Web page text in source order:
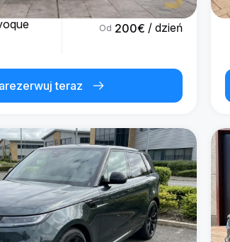
Od 200€ / dzień
teraz